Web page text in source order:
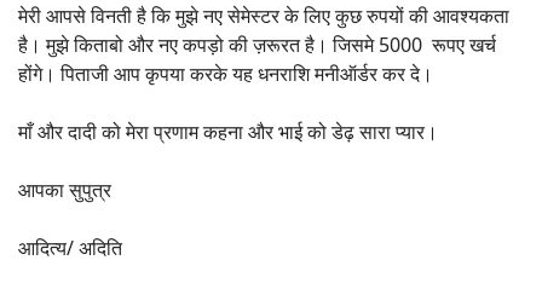
मेरी आपसे विनती है कि मुझे नए सेमेस्टर के लिए कुछ रुपयों की आवश्यकता
है। मुझे किताबो और नए कपड़ो की ज़रूरत है। जिसमे 5000 रूपए खर्च
होंगे। पिताजी आप कृपया करके यह धनराशि मनीऑर्डर कर दे।
माँ और दादी को मेरा प्रणाम कहना और भाई को डेढ़ सारा प्यार।
आपका सुपुत्र
आदित्य/ अदिति